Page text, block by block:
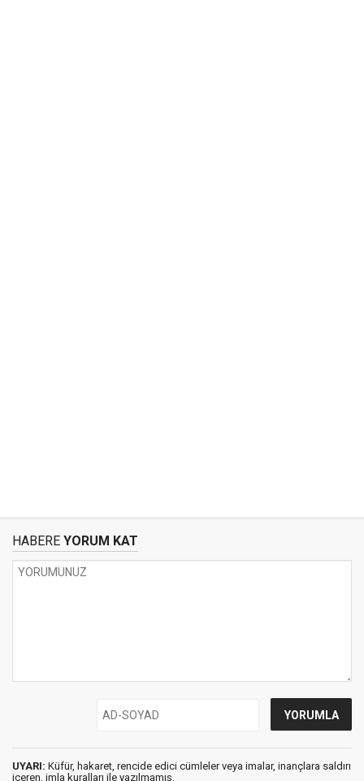
HABERE YORUM KAT
UYARI: Küfür, hakaret, rencide edici cümleler veya imalar, inançlara saldırı
içeren, imla kuralları ile yazılmamış,